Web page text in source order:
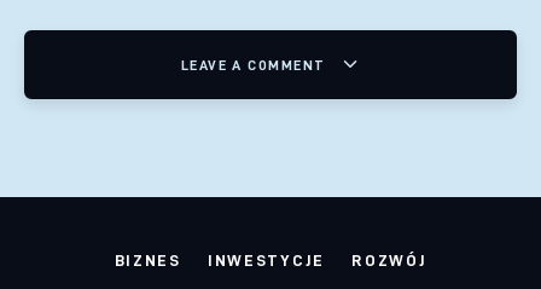
LEAVE A COMMENT
BIZNES INWESTYCJE ROZWÓJ